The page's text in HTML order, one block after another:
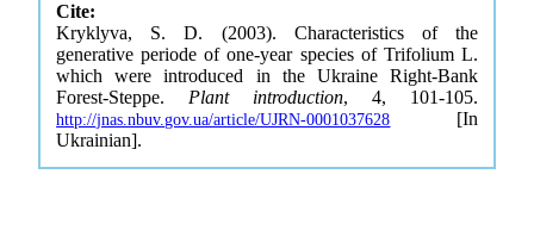
Cite:
Kryklyva, S. D. (2003). Characteristics of the
generative periode of one-year species of Trifolium L.
which were introduced in the Ukraine Right-Bank
Forest-Steppe. Plant introduction, 4, 101-105.
http://jnas.nbuv.gov.ua/article/UJRN-0001037628 [In
Ukrainian].